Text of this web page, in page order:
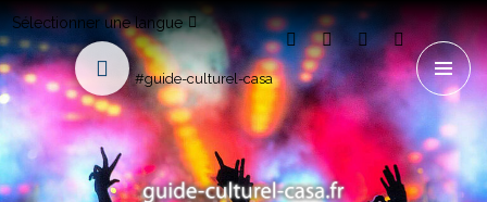
Sélectionner une langue
#guide-culturel-casa